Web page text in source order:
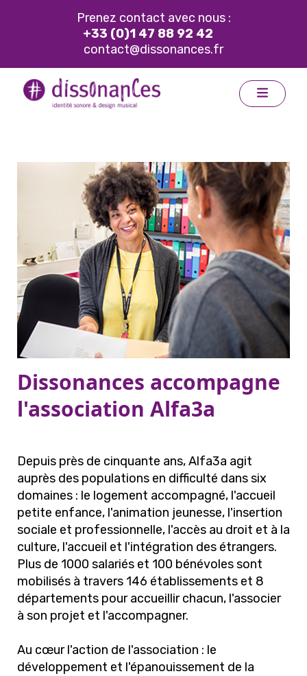
Prenez contact avec nous :
+33 (0)1 47 88 92 42
contact@dissonances.fr
Dissonances accompagne
l'association Alfa3a
Depuis près de cinquante ans, Alfa3a agit
auprès des populations en difficulté dans six
domaines : le logement accompagné, l'accueil
petite enfance, l'animation jeunesse, l'insertion
sociale et professionnelle, l'accès au droit et à la
culture, l'accueil et l'intégration des étrangers.
Plus de 1000 salariés et 100 bénévoles sont
mobilisés à travers 146 établissements et 8
départements pour accueillir chacun, l'associer
à son projet et l'accompagner.
Au cœur l'action de l'association : le
développement et l'épanouissement de la